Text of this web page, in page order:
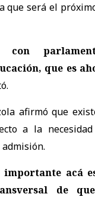
que será el
con
que es
afirmó que
a la
importante acá
de